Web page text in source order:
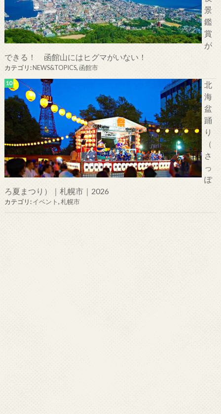
景
鑑
賞
が
できる！ 函館山にはヒグマがいない！
カテゴリ:NEWS&TOPICS,函館市
北
海
盆
踊
り
（
さ
っ
ぽ
ろ夏まつり）｜札幌市｜2026
カテゴリ:イベント,札幌市